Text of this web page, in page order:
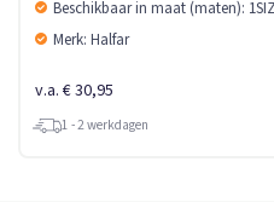
Beschikbaar in maat (maten):
Merk: Halfar
v.a. € 30,95
1 - 2 werkdagen